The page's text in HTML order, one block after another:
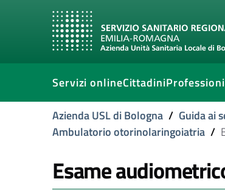
Servizi onlineCittadini
Azienda USL di Bologna / Guida ai
Ambulatorio otorinolaringoiatria /
Esame